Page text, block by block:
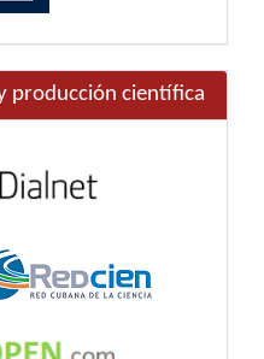
producción científica